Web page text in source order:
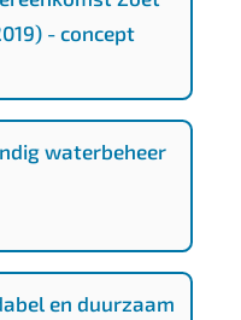
t
r
- concept
waterbeheer
en duurzaam